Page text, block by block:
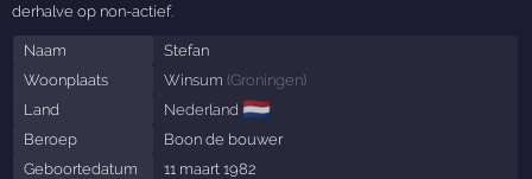
derhalve op non-actief.
Naam
Stefan
Woonplaats
Winsum (Groningen)
Land
Nederland 🇳🇱
Beroep
Boon de bouwer
Geboortedatum
11 maart 1982